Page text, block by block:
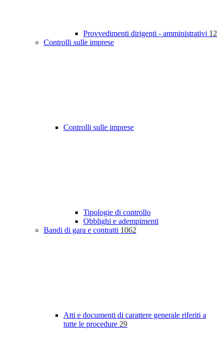
Provvedimenti dirigenti - amministrativi 12
Controlli sulle imprese
Controlli sulle imprese
Tipologie di controllo
Obblighi e adempimenti
Bandi di gara e contratti 1062
Atti e documenti di carattere generale riferiti a
tutte le procedure 29